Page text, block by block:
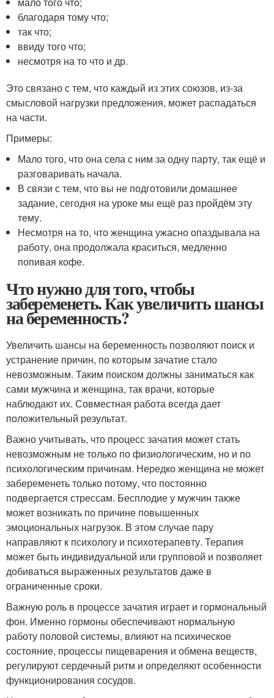
благодаря тому что;
так что;
ввиду того что;
несмотря на то что и др.
Это связано с тем, что каждый из этих союзов, из-за
смысловой нагрузки предложения, может распадаться
на части.
Примеры:
Мало того, что она села с ним за одну парту, так ещё и
разговаривать начала.
В связи с тем, что вы не подготовили домашнее
задание, сегодня на уроке мы ещё раз пройдём эту
тему.
Несмотря на то, что женщина ужасно опаздывала на
работу, она продолжала краситься, медленно
попивая кофе.
Что нужно для того, чтобы
забеременеть. Как увеличить шансы
на беременность?
Увеличить шансы на беременность позволяют поиск и
устранение причин, по которым зачатие стало
невозможным. Таким поиском должны заниматься как
сами мужчина и женщина, так врачи, которые
наблюдают их. Совместная работа всегда дает
положительный результат.
Важно учитывать, что процесс зачатия может стать
невозможным не только по физиологическим, но и по
психологическим причинам. Нередко женщина не может
забеременеть только потому, что постоянно
подвергается стрессам. Бесплодие у мужчин также
может возникать по причине повышенных
эмоциональных нагрузок. В этом случае пару
направляют к психологу и психотерапевту. Терапия
может быть индивидуальной или групповой и позволяет
добиваться выраженных результатов даже в
ограниченные сроки.
Важную роль в процессе зачатия играет и гормональный
фон. Именно гормоны обеспечивают нормальную
работу половой системы, влияют на психическое
состояние, процессы пищеварения и обмена веществ,
регулируют сердечный ритм и определяют особенности
функционирования сосудов.